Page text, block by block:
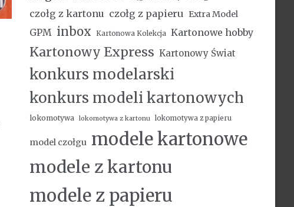
czołg z kartonu czołg z papieru Extra Model
GPM inbox Kartonowa Kolekcja Kartonowe hobby
Kartonowy Express Kartonowy Świat
konkurs modelarski
konkurs modeli kartonowych
lokomotywa lokomotywa z kartonu lokomotywa z papieru
model czołgu modele kartonowe
modele z kartonu
modele z papieru